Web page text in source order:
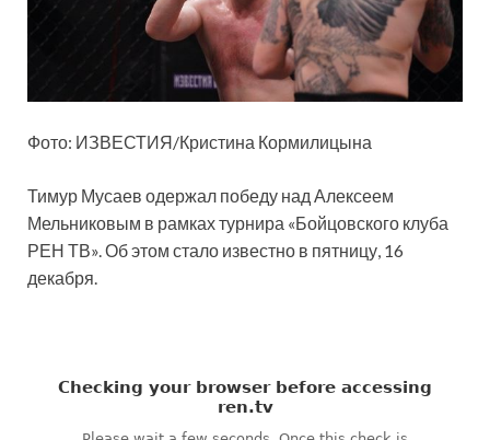
Фото: ИЗВЕСТИЯ/Кристина Кормилицына
Тимур Мусаев одержал победу над Алексеем
Мельниковым в рамках турнира «Бойцовского клуба
РЕН ТВ». Об этом стало известно в пятницу, 16
декабря.